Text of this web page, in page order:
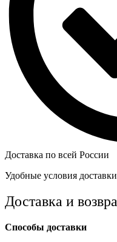
Доставка по всей России
Удобные условия
Доставка и
Способы доставки